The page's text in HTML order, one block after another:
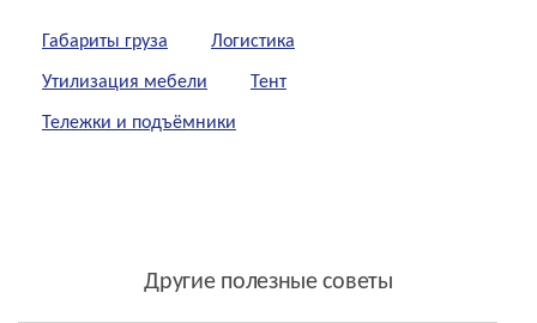
Габариты груза Логистика
Утилизация мебели Тент
Тележки и подъёмники
Другие полезные советы